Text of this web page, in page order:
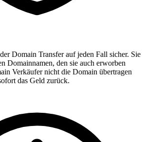
Domain Transfer auf jeden Fall sicher. Sie
Domainnamen, den sie auch erworben
Verkäufer nicht die Domain übertragen
das Geld zurück.